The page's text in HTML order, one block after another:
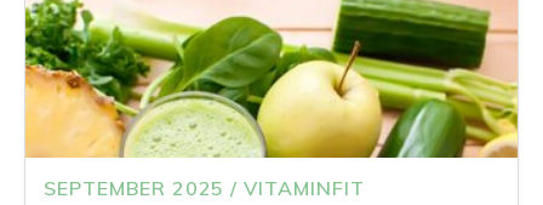
SEPTEMBER 2025 / VITAMINFIT